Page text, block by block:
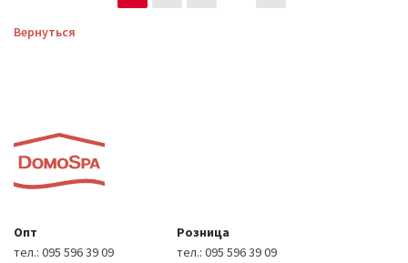
Вернуться
Опт
тел.: 095 596 39 09
Розница
тел.: 095 596 39 09